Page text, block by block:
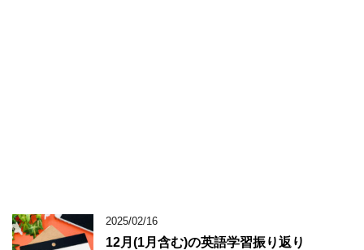
2025/02/16
12月(1月含む)の英語学習振り返り